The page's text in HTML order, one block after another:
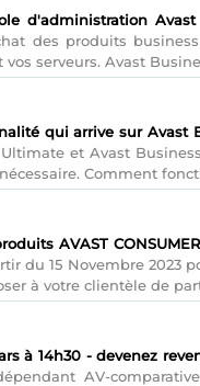
d'administration
des produits
serveurs. Avast
qui arrive sur Avast
et Avast
Comment
AVAST
du 15 Novembre 2023
à votre clientèle de
à 14h30 - devenez
AV-